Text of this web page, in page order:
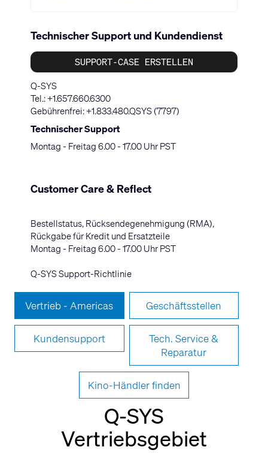
Technischer Support und Kundendienst
SUPPORT-CASE ERSTELLEN
Q-SYS
Tel.:+1.657.660.6300
Gebührenfrei:+1.833.480.QSYS (7797)
Technischer Support
Montag - Freitag 6.00 - 17.00 Uhr PST
Customer Care & Reflect
Bestellstatus, Rücksendegenehmigung (RMA),
Rückgabe für Kredit und Ersatzteile
Montag - Freitag 6.00 - 17.00 Uhr PST
Q-SYS Support-Richtlinie
Vertrieb - Americas Geschäftsstellen
Kundensupport
Tech. Service &
Reparatur
Kino-Händler finden
Q-SYS
Vertriebsgebiet